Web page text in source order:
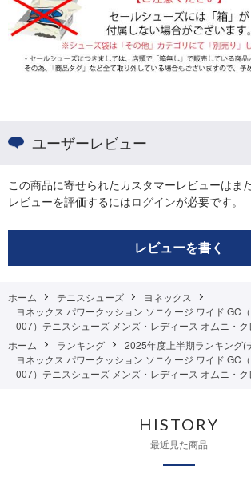
ユーザーレビュー
この商品に寄せられたカスタマーレビューはま
レビューを評価するにはログインが必要です。
レビューを書く
ホーム テニスシューズ
ヨネックス
ヨネックス パワークッション ソニケージ ワイド GC
007）テニスシューズ メンズ・レディース オムニ・
ホーム
ランキング
2025年度上半期ランキング(
ヨネックス パワークッション ソニケージ ワイド GC
007）テニスシューズ メンズ・レディース オムニ・
HISTORY
最近見た商品